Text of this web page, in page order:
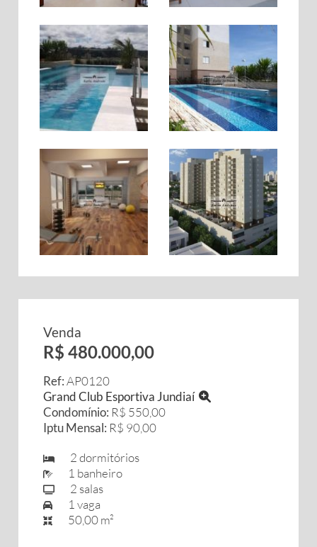
Venda
R$ 480.000,00
Ref:AP0120
Grand Club Esportiva Jundiaí
Condomínio: R$ 550,00
Iptu Mensal: R$ 90,00
2 dormitórios
1 banheiro
2 salas
1 vaga
50,00 m²